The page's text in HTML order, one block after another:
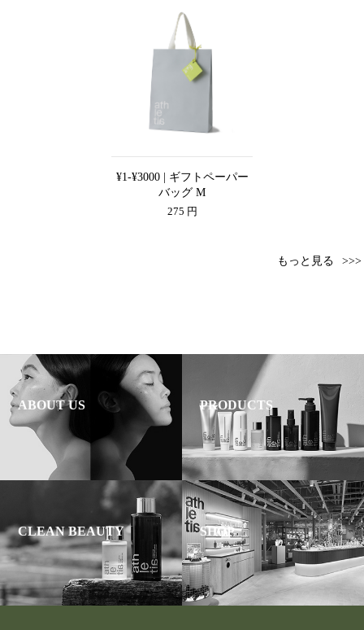
¥1-¥3000 | ギフトペーパー
バッグ M
275 円
もっと見る
ABOUT US PRODUCTS
CLEAN BEAUTY SHOP